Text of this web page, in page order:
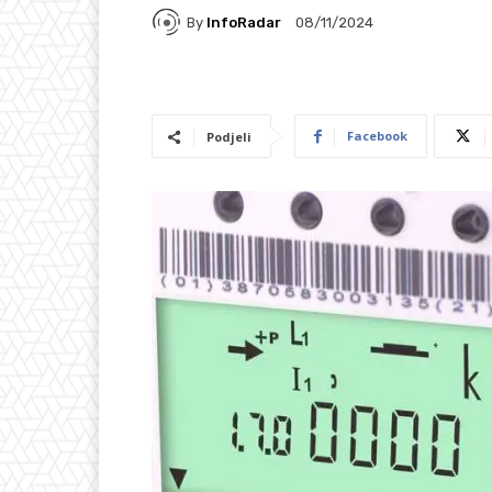
By InfoRadar 08/11/2024
Podjeli Facebook